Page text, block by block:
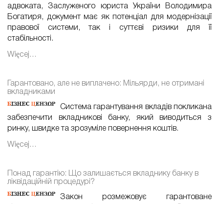
адвоката, Заслуженого юриста України Володимира
Богатиря, документ має як потенціал для модернізації
правової системи, так і суттєві ризики для її
стабільності.
Więcej…
Гарантовано, але не виплачено: Мільярди, не отримані
вкладниками
Система гарантування вкладів покликана
забезпечити вкладникові банку, який виводиться з
ринку, швидке та зрозуміле повернення коштів.
Więcej…
Понад гарантію: Що залишається вкладнику банку в
ліквідаційній процедурі?
Закон розмежовує гарантоване